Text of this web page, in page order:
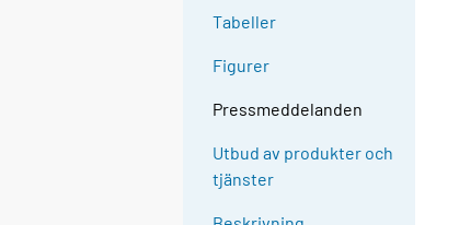
Tabeller
Figurer
Pressmeddelanden
Utbud av produkter och
tjänster